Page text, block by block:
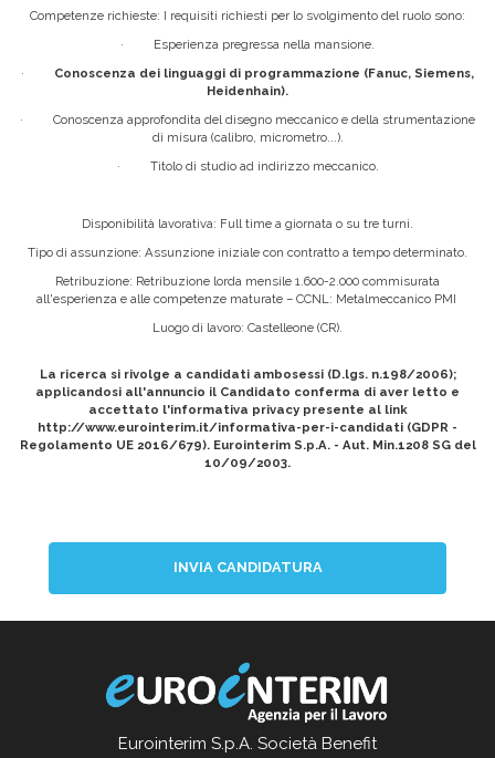
Competenze richieste: I requisiti richiesti per lo svolgimento del ruolo sono:
· Esperienza pregressa nella mansione.
· Conoscenza dei linguaggi di programmazione (Fanuc, Siemens,
Heidenhain).
· Conoscenza approfondita del disegno meccanico e della strumentazione
di misura (calibro, micrometro...).
· Titolo di studio ad indirizzo meccanico.
Disponibilità lavorativa: Full time a giornata o su tre turni.
Tipo di assunzione: Assunzione iniziale con contratto a tempo determinato.
Retribuzione: Retribuzione lorda mensile 1.600-2.000 commisurata
all'esperienza e alle competenze maturate – CCNL: Metalmeccanico PMI
Luogo di lavoro: Castelleone (CR).
La ricerca si rivolge a candidati ambosessi (D.lgs. n.198/2006);
applicandosi all'annuncio il Candidato conferma di aver letto e
accettato l'informativa privacy presente al link
http://www.eurointerim.it/informativa-per-i-candidati (GDPR -
Regolamento UE 2016/679). Eurointerim S.p.A. - Aut. Min.1208 SG del
10/09/2003.
INVIA CANDIDATURA
Eurointerim S.p.A. Società Benefit